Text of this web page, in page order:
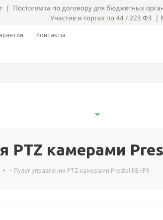
Контакты
PTZ камерами
- Пульт управления PTZ камерами Prestel KB-IP9